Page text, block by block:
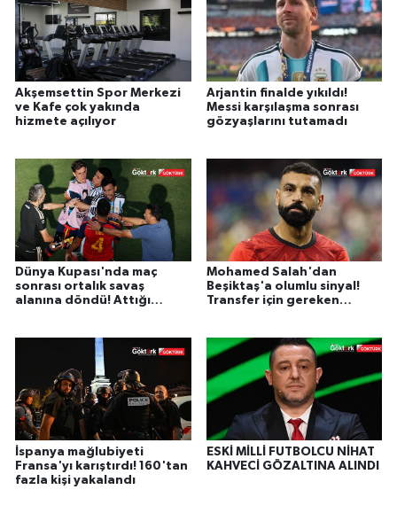
Akşemsettin Spor Merkezi
ve Kafe çok yakında
hizmete açılıyor
Arjantin finalde yıkıldı!
Messi karşılaşma sonrası
gözyaşlarını tutamadı
Dünya Kupası'nda maç
sonrası ortalık savaş
alanına döndü! Attığı
Mohamed Salah'dan
Beşiktaş'a olumlu sinyal!
Transfer için gereken
İspanya mağlubiyeti
Fransa'yı karıştırdı! 160'tan
fazla kişi yakalandı
ESKİ MİLLİ FUTBOLCU NİHAT
KAHVECİ GÖZALTINA ALINDI